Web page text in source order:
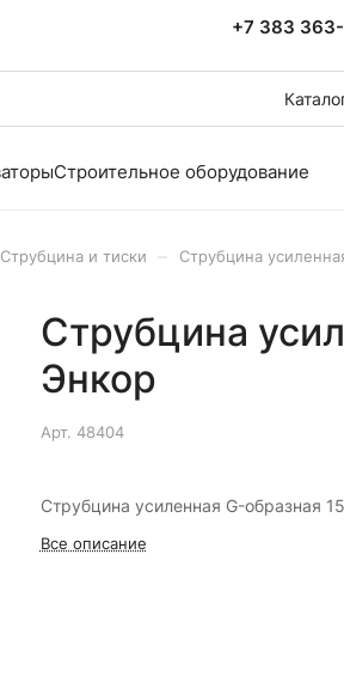
+7 383
Строительное оборудование
Струбцина и тиски Струбцина
Струбцина
Энкор
Арт. 48404
Струбцина усиленная G-образная
Все описание